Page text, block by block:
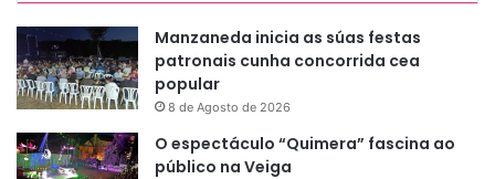
Manzaneda inicia as súas festas
patronais cunha concorrida cea
popular
8 de Agosto de 2026
O espectáculo “Quimera” fascina ao
público na Veiga